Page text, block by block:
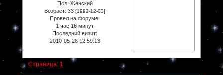
Пол: Женский
Возраст: 33[1992-12-03]
Провел на форуме:
1 час 16 минут
Последний визит:
2010-05-28 12:59:13
Страница: 1